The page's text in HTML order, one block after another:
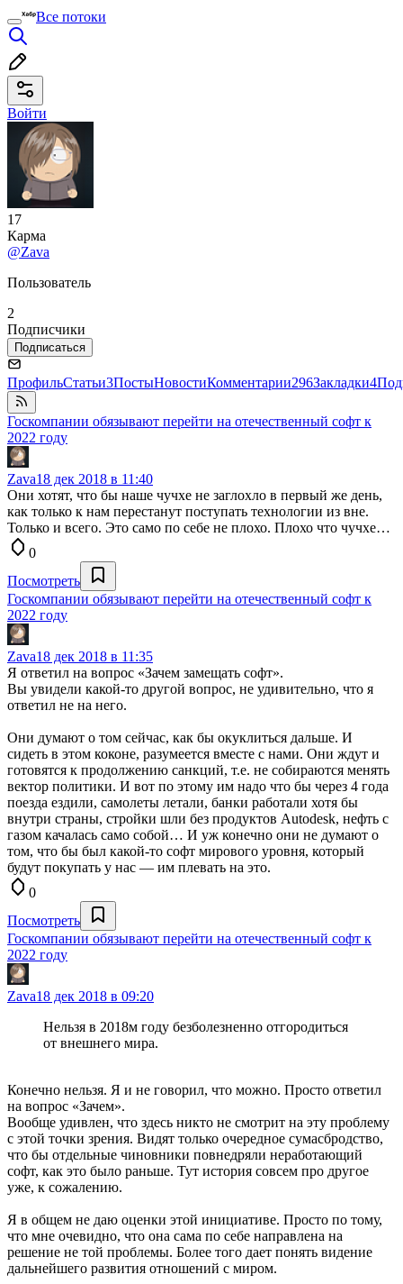
Все потоки
Войти
17
Карма
@Zava
Пользователь
2
Подписчики
Подписаться
ПрофильСтатьи3ПостыНовостиКомментарии296Закладки4
Госкомпании обязывают перейти на отечественный софт к
2022 году
Zava18 дек 2018 в 11:40
Они хотят, что бы наше чучхе не заглохло в первый же день,
как только к нам перестанут поступать технологии из вне.
Только и всего. Это само по себе не плохо. Плохо что чучхе…
0
Посмотреть
Госкомпании обязывают перейти на отечественный софт к
2022 году
Zava18 дек 2018 в 11:35
Я ответил на вопрос «Зачем замещать софт».
Вы увидели какой-то другой вопрос, не удивительно, что я
ответил не на него.
Они думают о том сейчас, как бы окуклиться дальше. И
сидеть в этом коконе, разумеется вместе с нами. Они ждут и
готовятся к продолжению санкций, т.е. не собираются менять
вектор политики. И вот по этому им надо что бы через 4 года
поезда ездили, самолеты летали, банки работали хотя бы
внутри страны, стройки шли без продуктов Autodesk, нефть с
газом качалась само собой… И уж конечно они не думают о
том, что бы был какой-то софт мирового уровня, который
будут покупать у нас — им плевать на это.
0
Посмотреть
Госкомпании обязывают перейти на отечественный софт к
2022 году
Zava18 дек 2018 в 09:20
Нельзя в 2018м году безболезненно отгородиться
от внешнего мира.
Конечно нельзя. Я и не говорил, что можно. Просто ответил
на вопрос «Зачем».
Вообще удивлен, что здесь никто не смотрит на эту проблему
с этой точки зрения. Видят только очередное сумасбродство,
что бы отдельные чиновники повнедряли неработающий
софт, как это было раньше. Тут история совсем про другое
уже, к сожалению.
Я в общем не даю оценки этой инициативе. Просто по тому,
что мне очевидно, что она сама по себе направлена на
решение не той проблемы. Более того дает понять видение
дальнейшего развития отношений с миром.